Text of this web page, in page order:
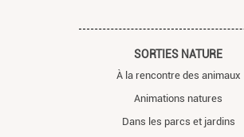
SORTIES NATURE
À la rencontre des animaux
Animations natures
Dans les parcs et jardins